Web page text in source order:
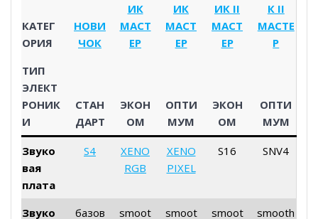
КАТЕГ
ОРИЯ
НОВИ
ЧОК
ИК
МАСТ
ЕР
ИК
МАСТ
ЕР
ИК II
МАСТ
ЕР
К II
МАСТЕ
Р
ТИП
ЭЛЕКТ
РОНИК
И
СТАН
ДАРТ
ЭКОН
ОМ
ОПТИ
МУМ
ЭКОН
ОМ
ОПТИ
МУМ
Звуко
вая
плата
S4
XENO
RGB
XENO
PIXEL
S16 SNV4
Звуко
базов
smoot
smoot
smoot
smooth